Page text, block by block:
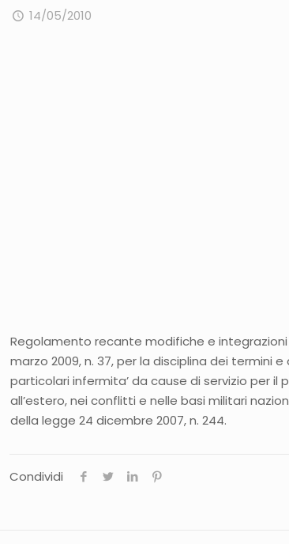
14/05/2010
Regolamento recante modifiche e
marzo 2009, n. 37, per la disciplina dei termini
particolari infermita’ da cause di servizio per
all’estero, nei conflitti e nelle basi militari
della legge 24 dicembre 2007, n. 244.
Condividi